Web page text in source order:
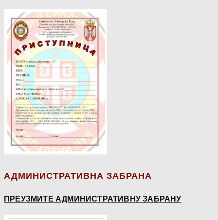
АДМИНИСТРАТИВНА ЗАБРАНА
ПРЕУЗМИТЕ АДМИНИСТРАТИВНУ ЗАБРАНУ